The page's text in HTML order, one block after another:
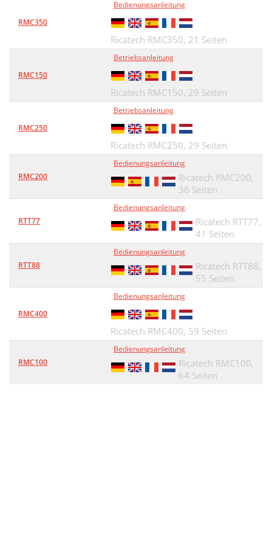
RMC350
Bedienungsanleitung
Ricatech RMC350, 21 Seiten
RMC150
Betriebsanleitung
Ricatech RMC150, 29 Seiten
RMC250
Betriebsanleitung
Ricatech RMC250, 29 Seiten
RMC200
Bedienungsanleitung
Ricatech RMC200,
36 Seiten
RTT77
Bedienungsanleitung
Ricatech RTT77,
41 Seiten
RTT88
Bedienungsanleitung
Ricatech RTT88,
55 Seiten
RMC400
Bedienungsanleitung
Ricatech RMC400, 59 Seiten
RMC100
Bedienungsanleitung
Ricatech RMC100,
64 Seiten